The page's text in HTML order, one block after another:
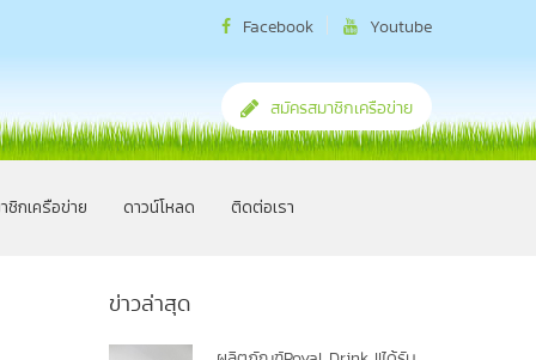
Facebook Youtube
สมัครสมาชิกเครือข่าย
ชิกเครือข่าย ดาวน์โหลด ติดต่อเรา
ข่าวล่าสุด